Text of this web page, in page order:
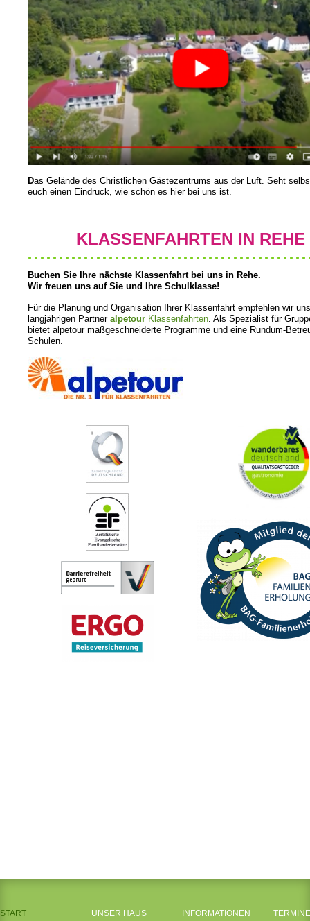
Das Gelände des Christlichen Gästezentrums aus der Luft. Seht
euch einen Eindruck, wie schön es hier bei uns ist.
KLASSENFAHRTEN IN REHE
Buchen Sie Ihre nächste Klassenfahrt bei uns in Rehe.
Wir freuen uns auf Sie und Ihre Schulklasse!
Für die Planung und Organisation Ihrer Klassenfahrt empfehlen wir
langjährigen Partner alpetour Klassenfahrten. Als Spezialist für
bietet alpetour maßgeschneiderte Programme und eine Rundum-
Schulen.
START UNSER HAUS INFORMATIONEN TERMINE